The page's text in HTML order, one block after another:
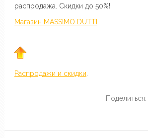
распродажа. Скидки до 50%!
Магазин MASSIMO DUTTI
Распродажи и скидки
Поделиться: